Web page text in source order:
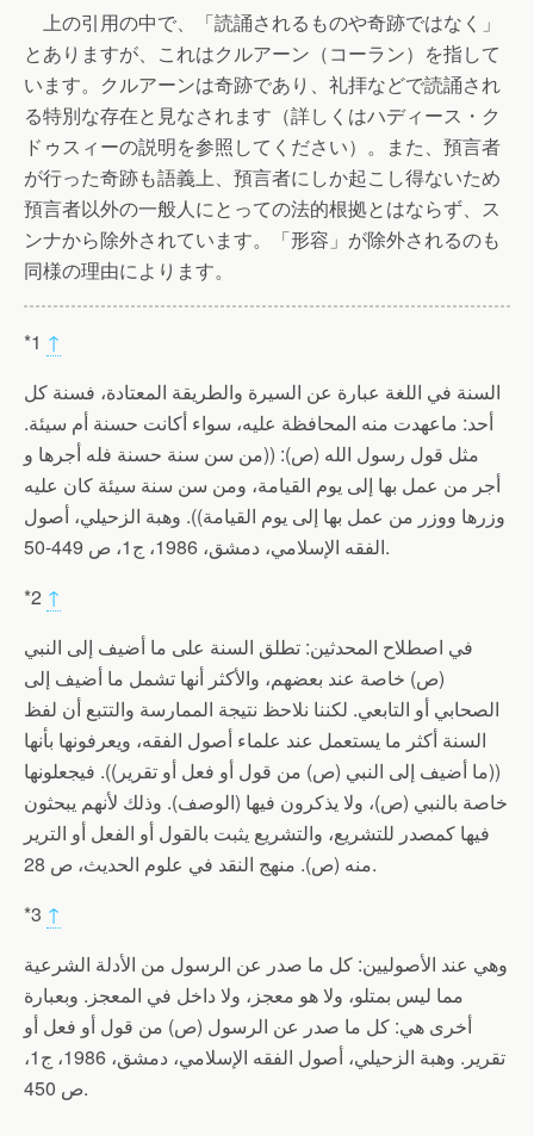
上の引用の中で、「読誦されるものや奇跡ではなく」
とありますが、これはクルアーン（コーラン）を指して
います。クルアーンは奇跡であり、礼拝などで読誦され
る特別な存在と見なされます（詳しくはハディース・ク
ドゥスィーの説明を参照してください）。また、預言者
が行った奇跡も語義上、預言者にしか起こし得ないため
預言者以外の一般人にとっての法的根拠とはならず、ス
ンナから除外されています。「形容」が除外されるのも
同様の理由によります。
*1 ↑
السنة في اللغة عبارة عن السيرة والطريقة المعتادة، فسنة كل
أحد: ماعهدت منه المحافظة عليه، سواء أكانت حسنة أم سيئة.
مثل قول رسول الله (ص): ((من سن سنة حسنة فله أجرها و
أجر من عمل بها إلى يوم القيامة، ومن سن سنة سيئة كان عليه
وزرها ووزر من عمل بها إلى يوم القيامة)). وهبة الزحيلي، أصول
الفقه الإسلامي، دمشق، 1986، ج1، ص 449-50.
*2 ↑
في اصطلاح المحدثين: تطلق السنة على ما أضيف إلى النبي
(ص) خاصة عند بعضهم، والأكثر أنها تشمل ما أضيف إلى
الصحابي أو التابعي. لكننا نلاحظ نتيجة الممارسة والتتبع أن لفظ
السنة أكثر ما يستعمل عند علماء أصول الفقه، ويعرفونها بأنها
((ما أضيف إلى النبي (ص) من قول أو فعل أو تقرير)). فيجعلونها
خاصة بالنبي (ص)، ولا يذكرون فيها (الوصف). وذلك لأنهم يبحثون
فيها كمصدر للتشريع، والتشريع يثبت بالقول أو الفعل أو الترير
منه (ص). منهج النقد في علوم الحديث، ص 28.
*3 ↑
وهي عند الأصوليين: كل ما صدر عن الرسول من الأدلة الشرعية
مما ليس بمتلو، ولا هو معجز، ولا داخل في المعجز. وبعبارة
أخرى هي: كل ما صدر عن الرسول (ص) من قول أو فعل أو
تقرير. وهبة الزحيلي، أصول الفقه الإسلامي، دمشق، 1986، ج1،
ص 450.